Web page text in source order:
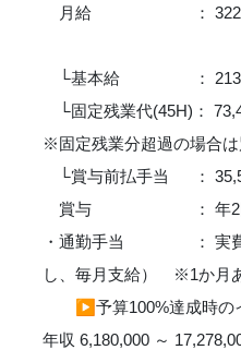
月給 ： 322,000
└基本給 ：
└固定残業代(45H)：
※固定残業分超過の場合
└賞与前払手当 ：
賞与 ： 年2
・通勤手当 ： 実費支
し、毎月支給） ※1か月
▶ 予算100%達成時
年収 6,180,000 ～